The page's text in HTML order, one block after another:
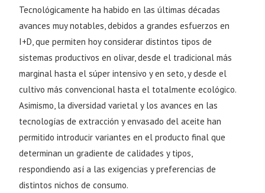
Tecnológicamente ha habido en las últimas décadas
avances muy notables, debidos a grandes esfuerzos en
I+D, que permiten hoy considerar distintos tipos de
sistemas productivos en olivar, desde el tradicional más
marginal hasta el súper intensivo y en seto, y desde el
cultivo más convencional hasta el totalmente ecológico.
Asimismo, la diversidad varietal y los avances en las
tecnologías de extracción y envasado del aceite han
permitido introducir variantes en el producto final que
determinan un gradiente de calidades y tipos,
respondiendo así a las exigencias y preferencias de
distintos nichos de consumo.